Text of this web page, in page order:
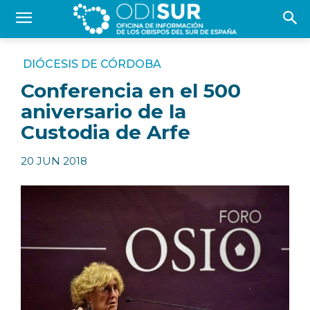
DIÓCESIS DE CÓRDOBA
Conferencia en el 500
aniversario de la
Custodia de Arfe
20 JUN 2018